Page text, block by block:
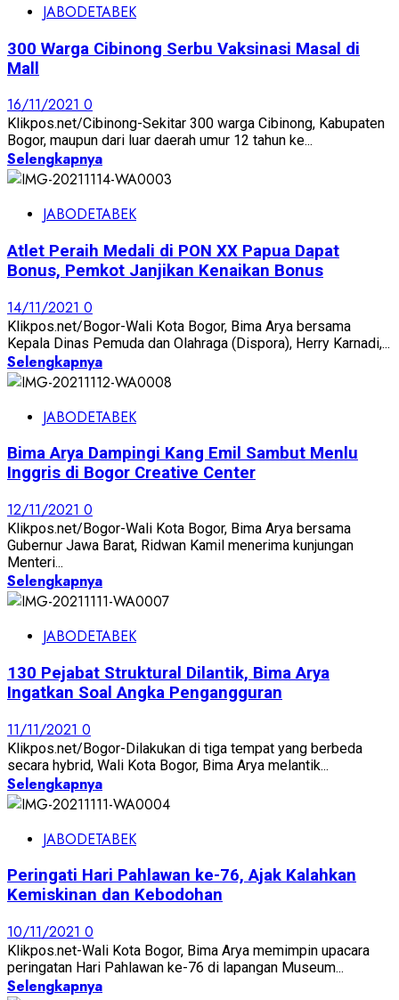
JABODETABEK
300 Warga Cibinong Serbu Vaksinasi Masal di
Mall
16/11/2021 0
Klikpos.net/Cibinong-Sekitar 300 warga Cibinong, Kabupaten
Bogor, maupun dari luar daerah umur 12 tahun ke...
Selengkapnya
JABODETABEK
Atlet Peraih Medali di PON XX Papua Dapat
Bonus, Pemkot Janjikan Kenaikan Bonus
14/11/2021 0
Klikpos.net/Bogor-Wali Kota Bogor, Bima Arya bersama
Kepala Dinas Pemuda dan Olahraga (Dispora), Herry Karnadi,...
Selengkapnya
JABODETABEK
Bima Arya Dampingi Kang Emil Sambut Menlu
Inggris di Bogor Creative Center
12/11/2021 0
Klikpos.net/Bogor-Wali Kota Bogor, Bima Arya bersama
Gubernur Jawa Barat, Ridwan Kamil menerima kunjungan
Menteri...
Selengkapnya
JABODETABEK
130 Pejabat Struktural Dilantik, Bima Arya
Ingatkan Soal Angka Pengangguran
11/11/2021 0
Klikpos.net/Bogor-Dilakukan di tiga tempat yang berbeda
secara hybrid, Wali Kota Bogor, Bima Arya melantik...
Selengkapnya
JABODETABEK
Peringati Hari Pahlawan ke-76, Ajak Kalahkan
Kemiskinan dan Kebodohan
10/11/2021 0
Klikpos.net-Wali Kota Bogor, Bima Arya memimpin upacara
peringatan Hari Pahlawan ke-76 di lapangan Museum...
Selengkapnya